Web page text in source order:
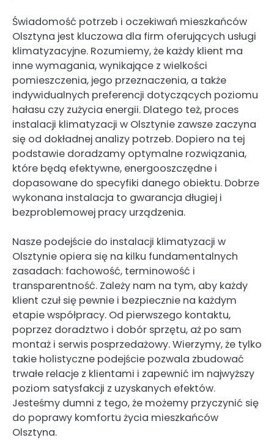
Świadomość potrzeb i oczekiwań mieszkańców
Olsztyna jest kluczowa dla firm oferujących usługi
klimatyzacyjne. Rozumiemy, że każdy klient ma
inne wymagania, wynikające z wielkości
pomieszczenia, jego przeznaczenia, a także
indywidualnych preferencji dotyczących poziomu
hałasu czy zużycia energii. Dlatego też, proces
instalacji klimatyzacji w Olsztynie zawsze zaczyna
się od dokładnej analizy potrzeb. Dopiero na tej
podstawie doradzamy optymalne rozwiązania,
które będą efektywne, energooszczędne i
dopasowane do specyfiki danego obiektu. Dobrze
wykonana instalacja to gwarancja długiej i
bezproblemowej pracy urządzenia.
Nasze podejście do instalacji klimatyzacji w
Olsztynie opiera się na kilku fundamentalnych
zasadach: fachowość, terminowość i
transparentność. Zależy nam na tym, aby każdy
klient czuł się pewnie i bezpiecznie na każdym
etapie współpracy. Od pierwszego kontaktu,
poprzez doradztwo i dobór sprzętu, aż po sam
montaż i serwis posprzedażowy. Wierzymy, że tylko
takie holistyczne podejście pozwala zbudować
trwałe relacje z klientami i zapewnić im najwyższy
poziom satysfakcji z uzyskanych efektów.
Jesteśmy dumni z tego, że możemy przyczynić się
do poprawy komfortu życia mieszkańców
Olsztyna.